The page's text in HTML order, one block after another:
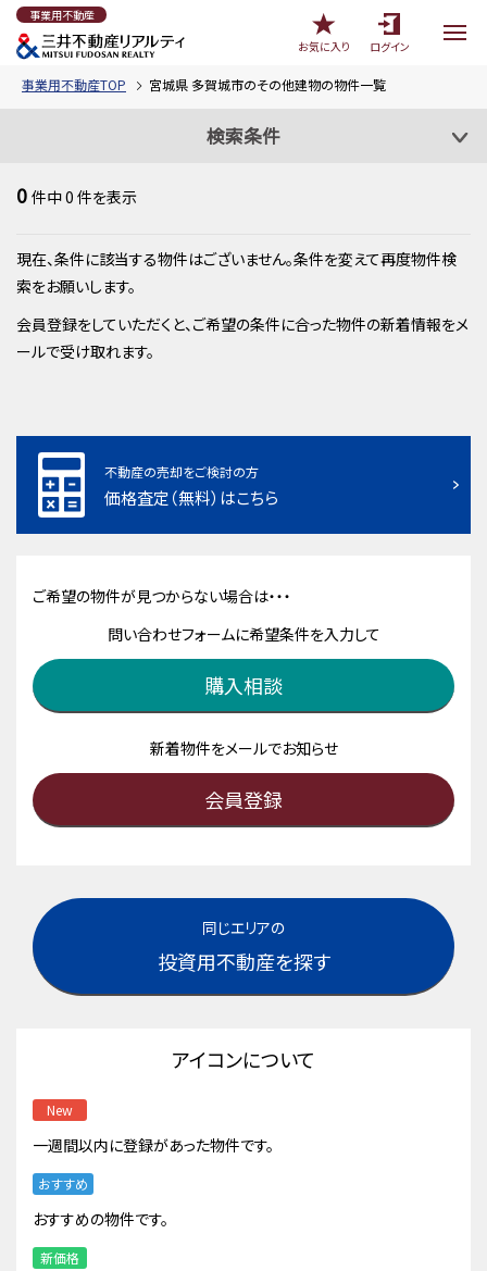
事業用不動産
お気に入り
ログイン
事業用不動産TOP 宮城県 多賀城市のその他建物の物件一覧
検索条件
0 件中0 件を表示
現在、条件に該当する物件はございません。条件を変えて再度物件検
索をお願いします。
会員登録をしていただくと、ご希望の条件に合った物件の新着情報をメ
ールで受け取れます。
不動産の売却をご検討の方
価格査定（無料）はこちら
ご希望の物件が見つからない場合は・・・
問い合わせフォームに希望条件を入力して
購入相談
新着物件をメールでお知らせ
会員登録
同じエリアの
投資用不動産を探す
アイコンについて
New
一週間以内に登録があった物件です。
おすすめ
おすすめの物件です。
新価格